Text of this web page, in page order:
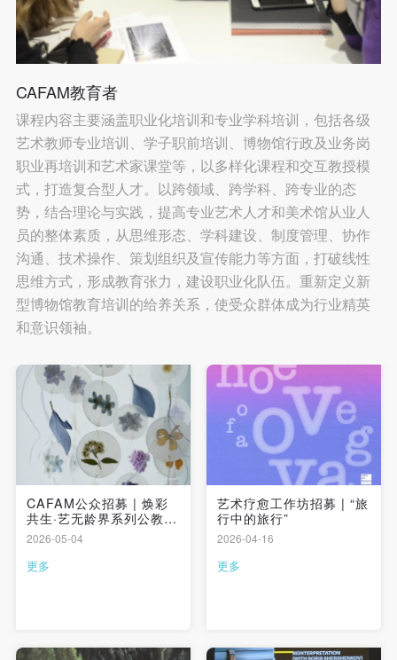
CAFAM教育者
课程内容主要涵盖职业化培训和专业学科培训，包括各级
艺术教师专业培训、学子职前培训、博物馆行政及业务岗
职业再培训和艺术家课堂等，以多样化课程和交互教授模
式，打造复合型人才。以跨领域、跨学科、跨专业的态
势，结合理论与实践，提高专业艺术人才和美术馆从业人
员的整体素质，从思维形态、学科建设、制度管理、协作
沟通、技术操作、策划组织及宣传能力等方面，打破线性
思维方式，形成教育张力，建设职业化队伍。重新定义新
型博物馆教育培训的给养关系，使受众群体成为行业精英
和意识领袖。
CAFAM公众招募 | 焕彩
共生·艺无龄界系列公教活
动
2026-05-04
更多
艺术疗愈工作坊招募 | “旅
行中的旅行”
2026-04-16
更多